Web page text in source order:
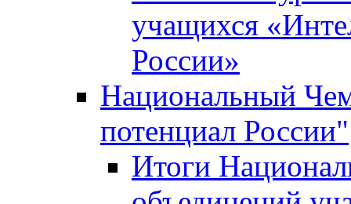
учащихся
России»
Национальный
потенциал России"
Итоги